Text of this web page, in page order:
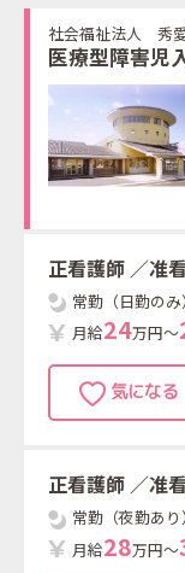
社会福祉法人 秀
医療型障害児
正看護師 ／准
常勤（日勤のみ）
月給24万円～
正看護師 ／准
常勤（夜勤あり）
月給28万円～